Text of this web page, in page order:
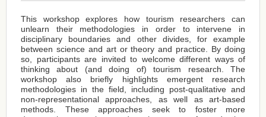
This workshop explores how tourism researchers can
unlearn their methodologies in order to intervene in
disciplinary boundaries and other divides, for example
between science and art or theory and practice. By doing
so, participants are invited to welcome different ways of
thinking about (and doing of) tourism research. The
workshop also briefly highlights emergent research
methodologies in the field, including post-qualitative and
non-representational approaches, as well as art-based
methods. These approaches seek to foster more